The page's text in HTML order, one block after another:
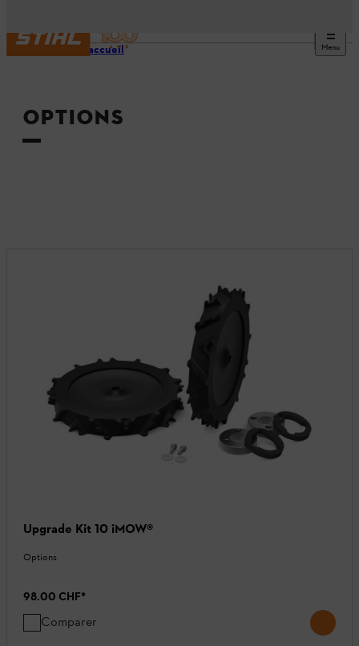
Menu
Page d’accueil
OPTIONS
Upgrade Kit 10 iMOW®
Options
98.00 CHF*
Comparer